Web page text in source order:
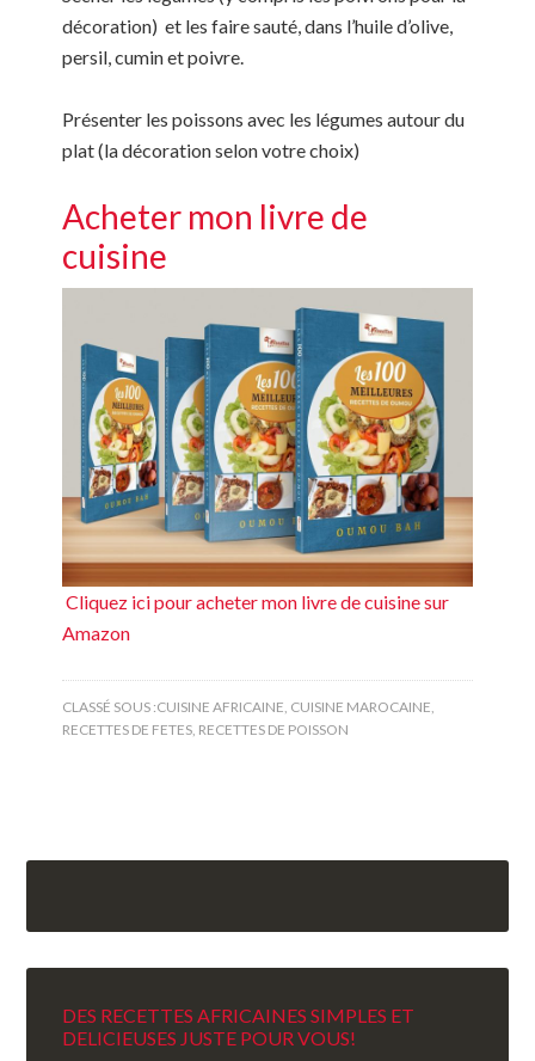
décoration) et les faire sauté, dans l’huile d’olive,
persil, cumin et poivre.
Présenter les poissons avec les légumes autour du
plat (la décoration selon votre choix)
Acheter mon livre de
cuisine
Cliquez ici pour acheter mon livre de cuisine sur
Amazon
CLASSÉ SOUS :CUISINE AFRICAINE, CUISINE MAROCAINE,
RECETTES DE FETES, RECETTES DE POISSON
DES RECETTES AFRICAINES SIMPLES ET
DELICIEUSES JUSTE POUR VOUS!